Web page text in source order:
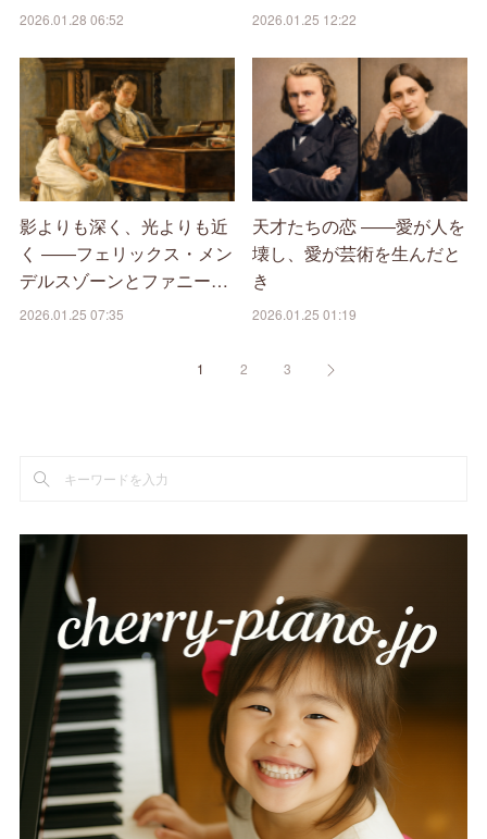
2026.01.28 06:52 2026.01.25 12:22
影よりも深く、光よりも近
く ――フェリックス・メン
デルスゾーンとファニー…
2026.01.25 07:35
天才たちの恋 ――愛が人を
壊し、愛が芸術を生んだと
き
2026.01.25 01:19
1 2 3